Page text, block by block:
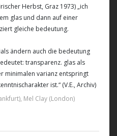
Herbst, Graz 1973) „ich
glas und dann auf einer
gleiche bedeutung.
ändern auch die bedeutung
transparenz. glas als
minimalen varianz entspringt
ist.“ (V.E., Archiv)
Mel Clay (London)